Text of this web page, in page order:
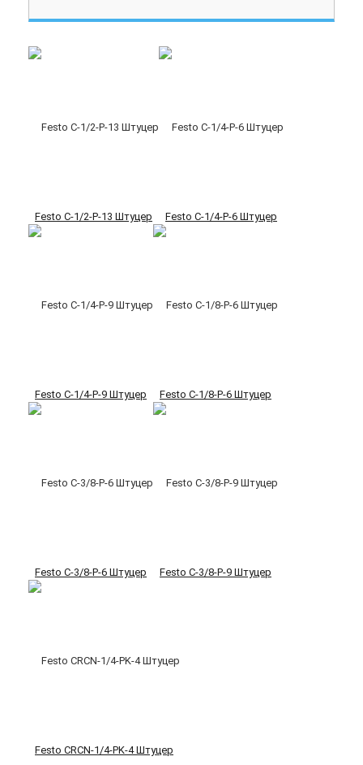
Festo C-1/2-P-13 Штуцер Festo C-1/4-P-6 Штуцер
Festo C-1/4-P-9 Штуцер Festo C-1/8-P-6 Штуцер
Festo C-3/8-P-6 Штуцер Festo C-3/8-P-9 Штуцер
Festo CRCN-1/4-PK-4 Штуцер